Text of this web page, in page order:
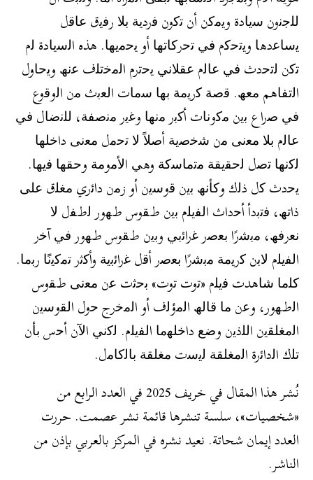
ﻟﻠﺟﻧون ﺳﯾﺎدة وﯾﻣﻛن أن ﺗﻛون ﻓردﯾﺔ ﺑﻼ رﻓﯾق ﻋﺎﻗل
ﯾﺳﺎﻋدھﺎ وﯾﺗﺣﻛم ﻓﻲ ﺗﺣرﻛﺎﺗﮭﺎ أو ﯾﺣﻣﯾﮭﺎ. ھذه اﻟﺳﯾﺎدة ﻟم
ﺗﻛن ﻟﺗﺣدث ﻓﻲ ﻋﺎﻟم ﻋﻘﻼﻧﻲ ﯾﺣﺗرم اﻟﻣﺧﺗﻠف ﻋﻧﮫ وﯾﺣﺎول
اﻟﺗﻔﺎھم ﻣﻌﮫ. ﻗﺻﺔ ﻛرﯾﻣﺔ ﺑﮭﺎ ﺳﻣﺎت اﻟﻌﺑث ﻣن اﻟوﻗوع
ﻓﻲ ﺻراع ﺑﯾن ﻣﻛوﻧﺎت أﻛﺑر ﻣﻧﮭﺎ وﻏﯾر ﻣﻧﺻﻔﺔ، ﻟﻠﻧﺿﺎل ﻓﻲ
ﻋﺎﻟم ﺑﻼ ﻣﻌﻧﻰ ﻣن ﺷﺧﺻﯾﺔ أﺻﻼً ﻻ ﺗﺣﻣل ﻣﻌﻧﻰ داﺧﻠﮭﺎ
ﻟﻛﻧﮭﺎ ﺗﺻل ﻟﺣﻘﯾﻘﺔ ﻣﺗﻣﺎﺳﻛﺔ وھﻲ اﻷﻣوﻣﺔ وﺣﻘﮭﺎ ﻓﯾﮭﺎ.
ﯾﺣدث ﻛل ذﻟك وﻛﺄﻧﮫ ﺑﯾن ﻗوﺳﯾن أو زﻣن داﺋري ﻣﻐﻠق ﻋﻠﻰ
ذاﺗﮫ، ﻓﺗﺑدأ أﺣداث اﻟﻔﯾﻠم ﺑﯾن طﻘوس طﮭور ﻟطﻔل ﻻ
ﻧﻌرﻓﮫ، ﻣﺑﺷرًا ﺑﻌﺻر ﻏراﺋﺑﻲ وﺑﯾن طﻘوس طﮭور ﻓﻲ آﺧر
اﻟﻔﯾﻠم ﻻﺑن ﻛرﯾﻣﺔ ﻣﺑﺷرًا ﺑﻌﺻر أﻗل ﻏراﺋﺑﯾﺔ وأﻛﺛر ﺗﻣﻛﯾﻧًﺎ رﺑﻣﺎ.
ﻛﻠﻣﺎ ﺷﺎھدت ﻓﯾﻠم «ﺗوت ﺗوت» ﺑﺣﺛت ﻋن ﻣﻌﻧﻰ طﻘوس
اﻟطﮭور، وﻋن ﻣﺎ ﻗﺎﻟﮫ اﻟﻣؤﻟف أو اﻟﻣﺧرج ﺣول اﻟﻘوﺳﯾن
اﻟﻣﻐﻠﻘﯾن اﻟﻠذﯾن وﺿﻊ داﺧﻠﮭﻣﺎ اﻟﻔﯾﻠم. ﻟﻛﻧﻲ اﻵن أﺣس ﺑﺄن
ﺗﻠك اﻟداﺋرة اﻟﻣﻐﻠﻘﺔ ﻟﯾﺳت ﻣﻐﻠﻘﺔ ﺑﺎﻟﻛﺎﻣل.
نُشر هذا المقال في خريف 2025 في العدد الرابع من
«شخصيات»، سلسة تنشرها قائمة نشر عصمت. حررت
العدد إيمان شحاتة. نعيد نشره في المركز بالعربي بإذن من
الناشر.